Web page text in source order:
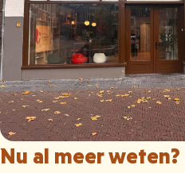
Nu al meer weten?